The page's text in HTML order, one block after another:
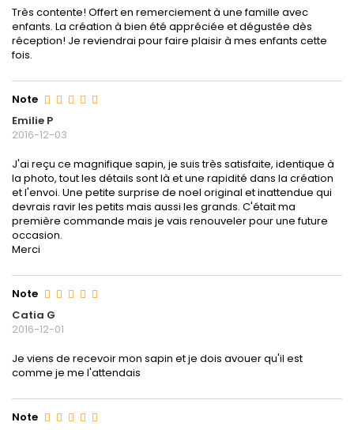
Très contente! Offert en remerciement à une famille avec
enfants. La création à bien été appréciée et dégustée dès
réception! Je reviendrai pour faire plaisir à mes enfants cette
fois.
Note
Emilie P
2016-12-03
J'ai reçu ce magnifique sapin, je suis très satisfaite, identique à
la photo, tout les détails sont là et une rapidité dans la création
et l'envoi. Une petite surprise de noel original et inattendue qui
devrais ravir les petits mais aussi les grands. C'était ma
première commande mais je vais renouveler pour une future
occasion.
Merci
Note
Catia G
2016-12-01
Je viens de recevoir mon sapin et je dois avouer qu'il est
comme je me l'attendais
Note